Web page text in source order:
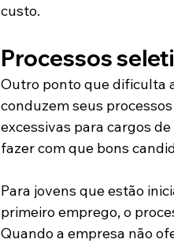
custo.
Processos
Outro ponto que dificulta
conduzem seus
excessivas para cargos
fazer com que bons
Para jovens que estão
primeiro emprego, o
Quando a empresa não